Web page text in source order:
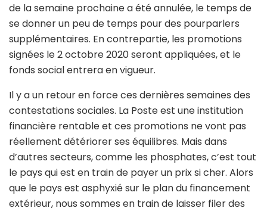
de la semaine prochaine a été annulée, le temps de
se donner un peu de temps pour des pourparlers
supplémentaires. En contrepartie, les promotions
signées le 2 octobre 2020 seront appliquées, et le
fonds social entrera en vigueur.
Il y a un retour en force ces dernières semaines des
contestations sociales. La Poste est une institution
financière rentable et ces promotions ne vont pas
réellement détériorer ses équilibres. Mais dans
d’autres secteurs, comme les phosphates, c’est tout
le pays qui est en train de payer un prix si cher. Alors
que le pays est asphyxié sur le plan du financement
extérieur, nous sommes en train de laisser filer des